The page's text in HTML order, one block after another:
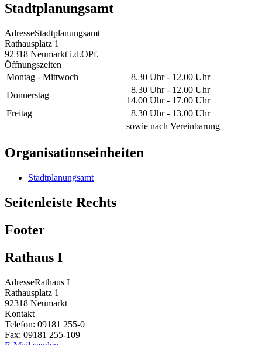
Stadtplanungsamt
AdresseStadtplanungsamt
Rathausplatz 1
92318 Neumarkt i.d.OPf.
Öffnungszeiten
Montag - Mittwoch
8.30 Uhr - 12.00 Uhr
Donnerstag
8.30 Uhr - 12.00 Uhr
14.00 Uhr - 17.00 Uhr
Freitag
8.30 Uhr - 13.00 Uhr
sowie nach Vereinbarung
Organisationseinheiten
Stadtplanungsamt
Seitenleiste Rechts
Footer
Rathaus I
AdresseRathaus I
Rathausplatz 1
92318 Neumarkt
Kontakt
Telefon: 09181 255-0
Fax: 09181 255-109